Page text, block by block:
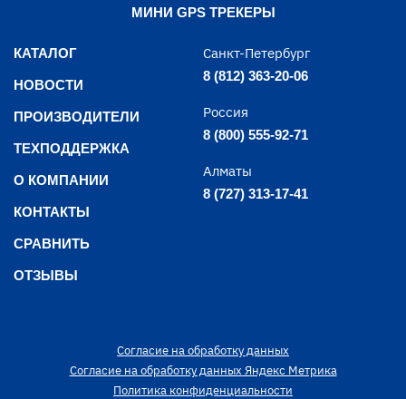
МИНИ GPS ТРЕКЕРЫ
КАТАЛОГ
НОВОСТИ
ПРОИЗВОДИТЕЛИ
ТЕХПОДДЕРЖКА
О КОМПАНИИ
КОНТАКТЫ
СРАВНИТЬ
ОТЗЫВЫ
Санкт-Петербург
8 (812) 363-20-06
Россия
8 (800) 555-92-71
Алматы
8 (727) 313-17-41
Согласие на обработку данных
Согласие на обработку данных Яндекс Метрика
Политика конфиденциальности